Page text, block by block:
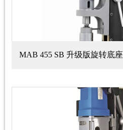
MAB 455 SB 升级版旋转底座